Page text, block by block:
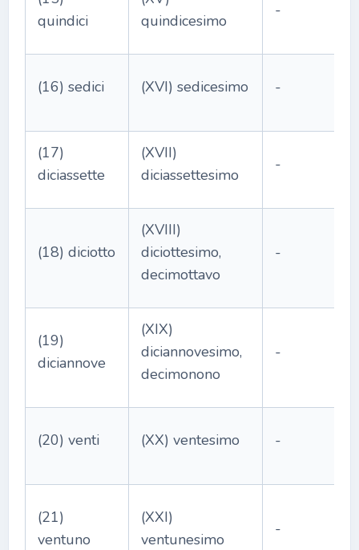
quindici
quindicesimo
-
(16) sedici (XVI) sedicesimo -
(17)
diciassette
(XVII)
diciassettesimo
-
(18) diciotto
(XVIII)
diciottesimo,
decimottavo
-
(19)
diciannove
(XIX)
diciannovesimo,
decimonono
-
(20) venti (XX) ventesimo -
(21)
ventuno
(XXI)
ventunesimo
-